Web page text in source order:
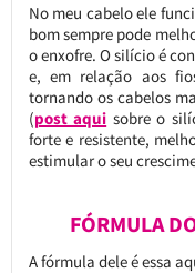
No meu cabelo ele
bom sempre pode
o enxofre. O silício é
e, em relação aos
tornando os cabelos
(post aqui sobre o
forte e resistente,
estimular o seu
FÓRMULA
A fórmula dele é essa